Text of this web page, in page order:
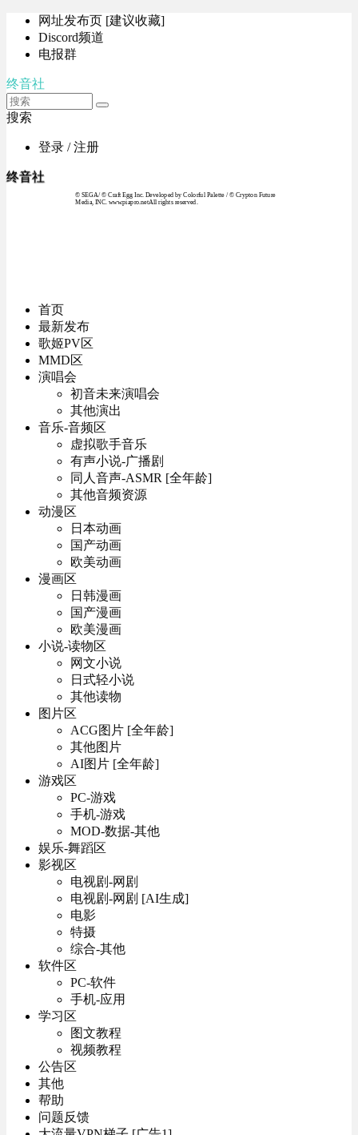
网址发布页 [建议收藏]
Discord频道
电报群
终音社
搜索
登录 / 注册
终音社
© SEGA / © Craft Egg Inc. Developed by Colorful Palette / © Crypton Future
Media, INC. www.piapro.netAll rights reserved.
首页
最新发布
歌姬PV区
MMD区
演唱会
初音未来演唱会
其他演出
音乐-音频区
虚拟歌手音乐
有声小说-广播剧
同人音声-ASMR [全年龄]
其他音频资源
动漫区
日本动画
国产动画
欧美动画
漫画区
日韩漫画
国产漫画
欧美漫画
小说-读物区
网文小说
日式轻小说
其他读物
图片区
ACG图片 [全年龄]
其他图片
AI图片 [全年龄]
游戏区
PC-游戏
手机-游戏
MOD-数据-其他
娱乐-舞蹈区
影视区
电视剧-网剧
电视剧-网剧 [AI生成]
电影
特摄
综合-其他
软件区
PC-软件
手机-应用
学习区
图文教程
视频教程
公告区
其他
帮助
问题反馈